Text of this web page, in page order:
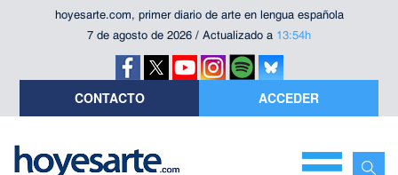
hoyesarte.com, primer diario de arte en lengua española
7 de agosto de 2026 / Actualizado a 13:54h
CONTACTO ACCEDER